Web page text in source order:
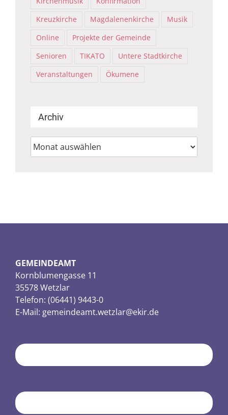
Kreuzkirche
Magdalenenkirche
Musik
Online
Projekte der Gemeinde
Senioren
TIKATO
Untere Stadtkirche
Veranstaltungen
Ökumene
Archiv
Archiv
GEMEINDEAMT
Kornblumengasse 11
35578 Wetzlar
Telefon: (06441) 9443-0
E-Mail: gemeindeamt.wetzlar@ekir.de